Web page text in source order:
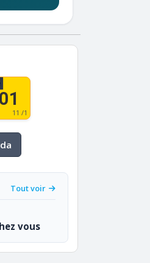
01
11 /1
Tout voir
vous